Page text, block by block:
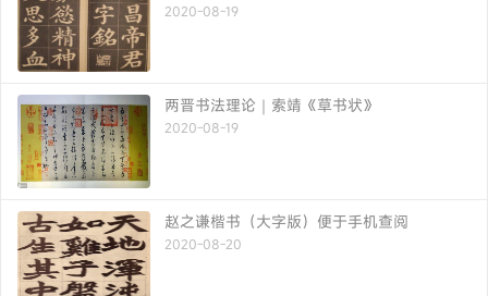
2020-08-19
两晋书法理论｜索靖《草书状》
2020-08-19
赵之谦楷书（大字版）便于手机查阅
2020-08-20